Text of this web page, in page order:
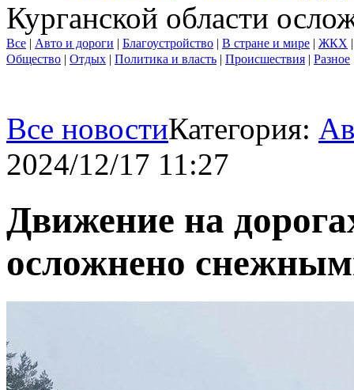
Курганской области
Все | Авто и дороги | Благоустройство | В стране и мире | ЖКХ
Общество | Отдых | Политика и власть | Происшествия | Разное
Все новостиКатегория:
2024/12/17 11:27
Движение на
осложнено